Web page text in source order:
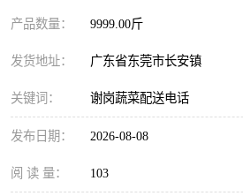
产品数量： 9999.00斤
发货地址： 广东省东莞市长安镇
关键词： 谢岗蔬菜配送电话
发布日期： 2026-08-08
阅 读 量： 103